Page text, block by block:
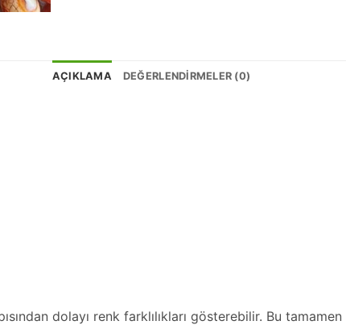
AÇIKLAMA DEĞERLENDIRMELER (0)
dolayı renk farklılıkları gösterebilir. Bu tamamen